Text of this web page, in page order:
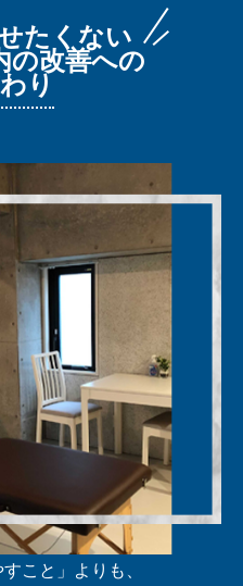
たくない
の改善への
り
こと」よりも、